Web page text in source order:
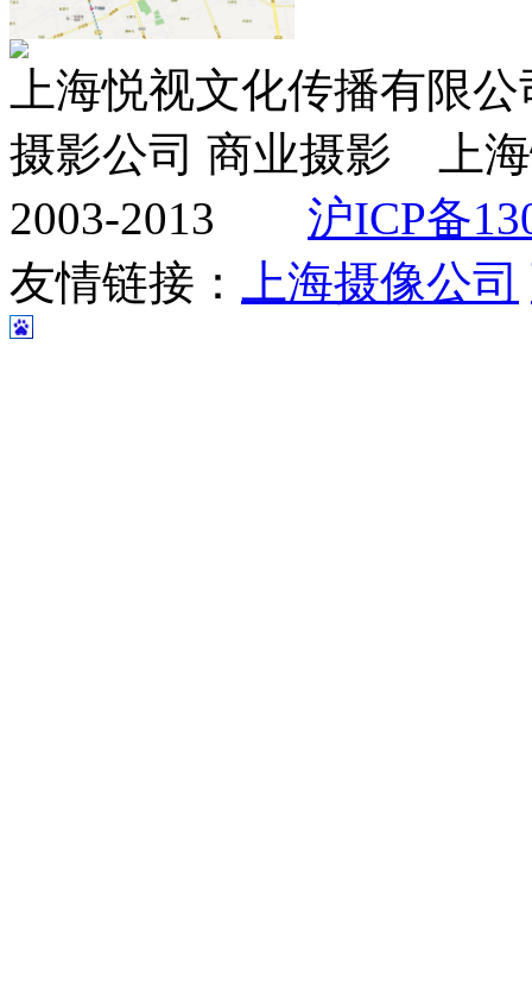
上海悦视文化传播有限
摄影公司 商业摄影 上海
2003-2013 沪ICP备
友情链接：
上海摄像公司